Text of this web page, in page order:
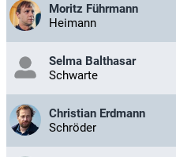
Moritz Führmann
Heimann
Selma Balthasar
Schwarte
Christian Erdmann
Schröder